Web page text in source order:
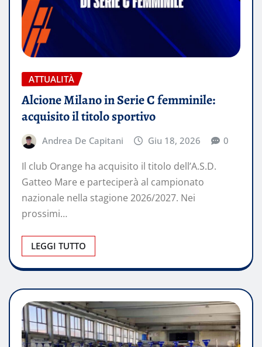
ATTUALITÀ
Alcione Milano in Serie C femminile:
acquisito il titolo sportivo
Andrea De Capitani Giu 18, 2026 0
Il club Orange ha acquisito il titolo dell’A.S.D.
Gatteo Mare e parteciperà al campionato
nazionale nella stagione 2026/2027. Nei
prossimi…
LEGGI TUTTO